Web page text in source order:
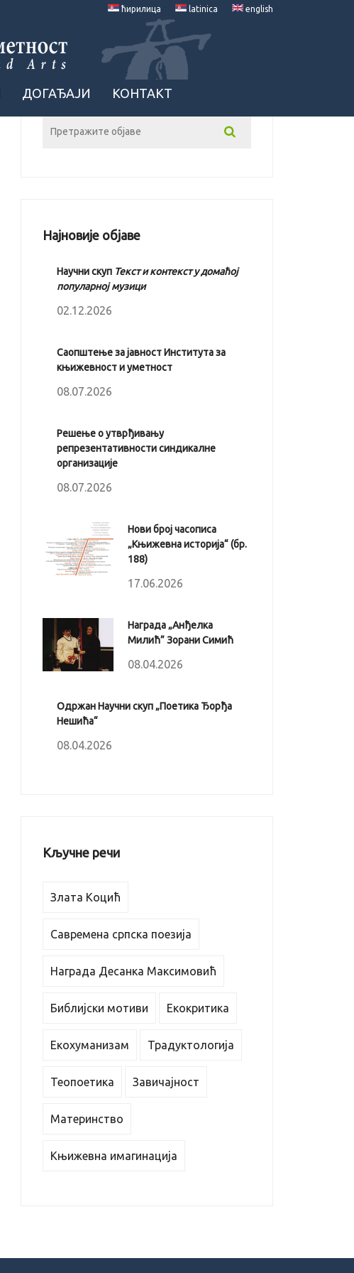
ћирилица latinica english
ДОГАЂАЈИ КОНТАКТ
Најновије објаве
Научни скуп Текст и контекст у домаћој
популарној музици
02.12.2026
Саопштење за јавност Института за
књижевност и уметност
08.07.2026
Решење о утврђивању
репрезентативности синдикалне
организације
08.07.2026
Нови број часописа
„Књижевна историја“ (бр.
188)
17.06.2026
Награда „Анђелка
Милић” Зорани Симић
08.04.2026
Одржан Научни скуп „Поетика Ђорђа
Нешића“
08.04.2026
Кључне речи
Злата Коцић
Савремена српска поезија
Награда Десанка Максимовић
Библијски мотиви Екокритика
Екохуманизам Традуктологија
Теопоетика Завичајност
Материнство
Књижевна имагинација